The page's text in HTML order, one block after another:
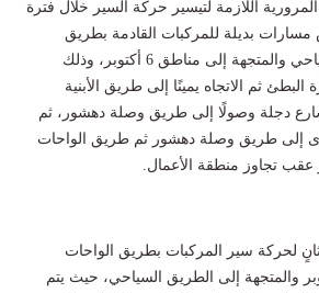
المرورية اللازمة لتيسير حركة السير خلال فترة
بديلة للمركبات القادمة بطريق
الواحات من الطريق السياحي والمتجهة إلى مناطق 6 أكتوبر، وذلك
البطئ ثم الاتجاه يمينًا إلى طريق الأبنية
شارع دجلة وصولًا إلى طريق وصلة دهشور، ثم
إلى طريق وصلة دهشور ثم طريق الواحات
لحركة سير المركبات بطريق الواحات
من مناطق 6 أكتوبر والمتجهة إلى الطريق السياحي، حيث يتم